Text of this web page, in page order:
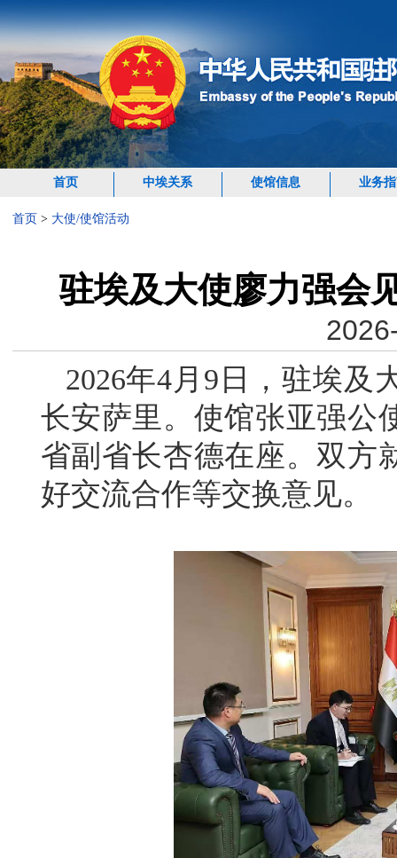
首页 中埃关系 使馆信息 业务
首页 > 大使/使馆活动
驻埃及大使廖力强会
2026年4月9日，驻埃及
长安萨里。使馆张亚强公
省副省长杏德在座。双方
好交流合作等交换意见。